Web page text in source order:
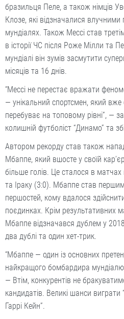
бразильця Пеле, а також німців
Клозе, які відзначалися
мундіалях. Також Мессі став
в історії ЧС після Роже Мілли та
мундіалі він зумів засмутити
місяців та 16 днів.
“Мессі не перестає вражати
— унікальний спортсмен, який вже
перебуває на топовому рівні”, —
колишній футболіст “Динамо” та
Автором рекорду став також
Мбаппе, який вшосте у своїй
більше голів. Це сталося в матчах
та Іраку (3:0). Мбаппе став першим
першостей, кому вдалося
поєдинках. Крім результативних
Мбаппе відзначався дублем у
два дублі та один хет-трик.
“Мбаппе — один із основних
найкращого бомбардира
— Втім, конкурентів не
кандидатів. Великі шанси виграти
Гаррі Кейн”.